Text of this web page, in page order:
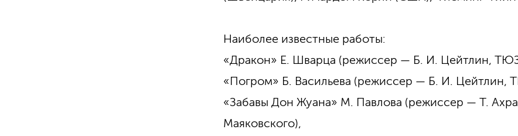
Наиболее известные работы:
«Дракон» Е. Шварца (режиссер — Б. И. Цейтлин, ТЮЗ,
«Погром» Б. Васильева (режиссер — Б. И. Цейтлин,
«Забавы Дон Жуана» М. Павлова (режиссер — Т.
Маяковского),